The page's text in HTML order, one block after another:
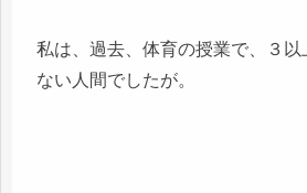
私は、過去、体育の授業で、３以
ない人間でしたが。